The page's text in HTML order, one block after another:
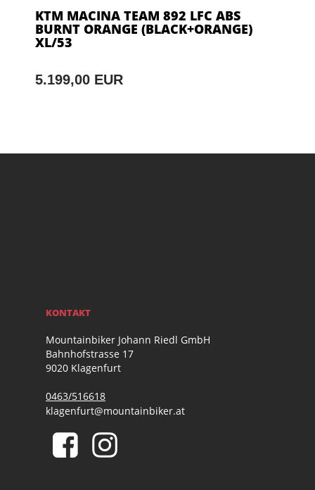
KTM MACINA TEAM 892 LFC ABS
BURNT ORANGE (BLACK+ORANGE)
XL/53
5.199,00 EUR
KONTAKT
Mountainbiker Johann Riedl GmbH
Bahnhofstrasse 17
9020 Klagenfurt
0463/516618
klagenfurt@mountainbiker.at